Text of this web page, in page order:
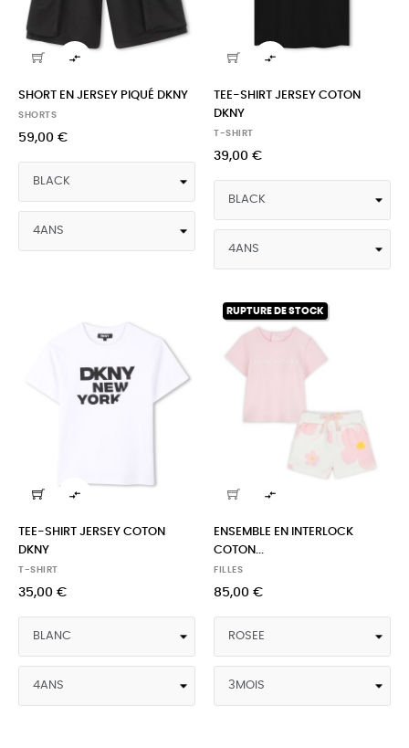

SHORT EN JERSEY PIQUÉ DKNY
SHORTS
59,00 €

TEE-SHIRT JERSEY COTON
DKNY
T-SHIRT
39,00 €

TEE-SHIRT JERSEY COTON
DKNY
T-SHIRT
35,00 €
RUPTURE DE STOCK

ENSEMBLE EN INTERLOCK
COTON...
FILLES
85,00 €